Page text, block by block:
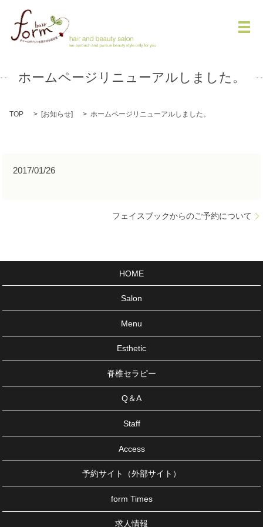
メ
ホームページリニューアルしました。
TOP [お知らせ] ホームページリニューアルしました。
2017/01/26
フェイスブックからのご予約について
HOME
Salon
Menu
Esthetic
脊椎セラピー
Q＆A
Staff
Access
予約サイト（外部サイト）
form Times
求人情報